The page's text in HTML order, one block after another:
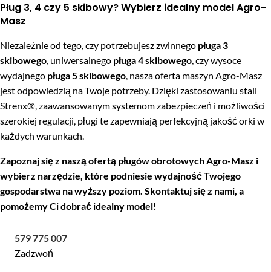
Pług 3, 4 czy 5 skibowy? Wybierz idealny model Agro-
Masz
Niezależnie od tego, czy potrzebujesz zwinnego pługa 3
skibowego, uniwersalnego pługa 4 skibowego, czy wysoce
wydajnego pługa 5 skibowego, nasza oferta maszyn Agro-Masz
jest odpowiedzią na Twoje potrzeby. Dzięki zastosowaniu stali
Strenx®, zaawansowanym systemom zabezpieczeń i możliwości
szerokiej regulacji, pługi te zapewniają perfekcyjną jakość orki w
każdych warunkach.
Zapoznaj się z naszą ofertą pługów obrotowych Agro-Masz i
wybierz narzędzie, które podniesie wydajność Twojego
gospodarstwa na wyższy poziom. Skontaktuj się z nami, a
pomożemy Ci dobrać idealny model!
579 775 007
Zadzwoń